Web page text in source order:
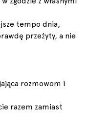
tempo dnia,
przeżyty, a nie
rozmowom i
razem zamiast